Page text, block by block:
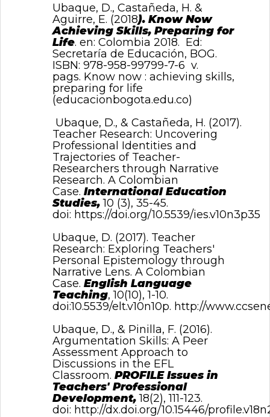
Ubaque, D., Castañeda, H. &
Aguirre, E. (2018). Know Now
Achieving Skills, Preparing for
Life. en: Colombia 2018. Ed:
Secretaría de Educación, BOG.
ISBN: 978-958-99799-7-6 v.
pags. Know now : achieving skills,
preparing for life
(educacionbogota.edu.co)
Ubaque, D., & Castañeda, H. (2017).
Teacher Research: Uncovering
Professional Identities and
Trajectories of Teacher-
Researchers through Narrative
Research. A Colombian
Case. International Education
Studies,10 (3), 35-45.
doi: https://doi.org/10.5539/ies.v10n3p35
Ubaque, D. (2017). Teacher
Research: Exploring Teachers'
Personal Epistemology through
Narrative Lens. A Colombian
Case. English Language
Teaching, 10(10), 1-10.
doi:10.5539/elt.v10n10p. http://
Ubaque, D., & Pinilla, F. (2016).
Argumentation Skills: A Peer
Assessment Approach to
Discussions in the EFL
Classroom. PROFILE Issues in
Teachers' Professional
Development,18(2), 111-123.
doi: http://dx.doi.org/10.15446/